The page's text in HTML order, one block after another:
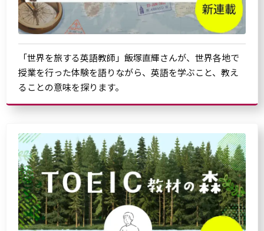
「世界を旅する英語教師」飯塚直輝さんが、世界各地で
授業を行った体験を語りながら、英語を学ぶこと、教え
ることの意味を探ります。